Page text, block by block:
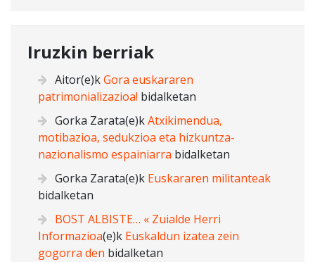
Iruzkin berriak
Aitor(e)kGora euskararen
patrimonializazioa! bidalketan
Gorka Zarata(e)kAtxikimendua,
motibazioa, sedukzioa eta hizkuntza-
nazionalismo espainiarra bidalketan
Gorka Zarata(e)k Euskararen militanteak
bidalketan
BOST ALBISTE… « Zuialde Herri
Informazioa(e)k Euskaldun izatea zein
gogorra den bidalketan